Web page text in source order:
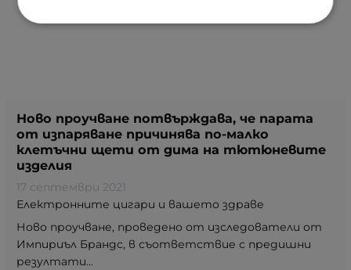
Ново проучване потвърждава, че парaта
от изпаряване причинява по-малко
клетъчни щети от дима на тютюневите
изделия
17 септември 2021
Електронните цигари и вашето здраве
Ново проучване, проведено от изследователи от
Импириъл Брандс, в съответствие с предишни
резултати...